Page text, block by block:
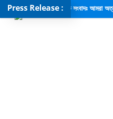
Press Release :শোক সংবাদঃ আমরা অত্যন্ত গভীর